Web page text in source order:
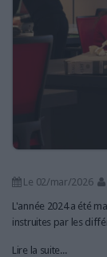
Le 02/mar/2026
L'année 2024 a été
instruites par les
Lire la suite...